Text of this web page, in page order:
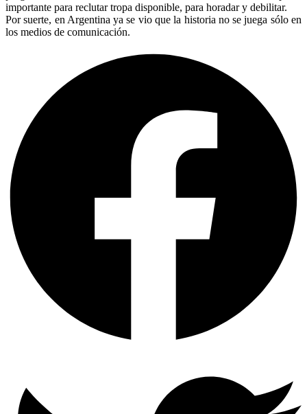
importante para reclutar tropa disponible, para horadar y debilitar.
Por suerte, en Argentina ya se vio que la historia no se juega sólo en
los medios de comunicación.